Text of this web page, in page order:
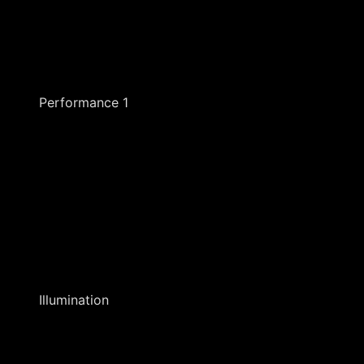
Performance 1
Illumination